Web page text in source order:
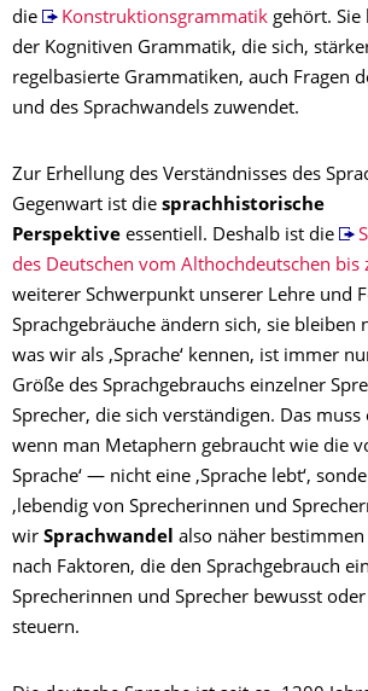
die
Konstruktionsgrammatikgehört. Sie
der Kognitiven Grammatik, die sich,
regelbasierte Grammatiken, auch Fragen
und des Sprachwandels zuwendet.
Zur Erhellung des Verständnisses des
Gegenwart ist die sprachhistorische
Perspektive essentiell. Deshalb ist die
des Deutschen vom Althochdeutschen bis
weiterer Schwerpunkt unserer Lehre und
Sprachgebräuche ändern sich, sie bleiben
was wir als ‚Sprache‘ kennen, ist immer
Größe des Sprachgebrauchs einzelner
Sprecher, die sich verständigen. Das muss
wenn man Metaphern gebraucht wie die
Sprache‘ — nicht eine ‚Sprache lebt‘,
‚lebendig von Sprecherinnen und
wir Sprachwandel also näher
nach Faktoren, die den Sprachgebrauch
Sprecherinnen und Sprecher bewusst
steuern.